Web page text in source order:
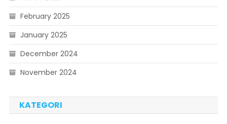
February 2025
January 2025
December 2024
November 2024
KATEGORI